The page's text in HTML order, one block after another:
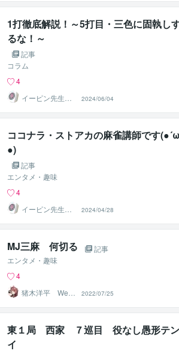
1打徹底解説！～5打目・三色に固執し
るな！～
記事
コラム
4
イーピン先生＠
麻雀段位検定保
持者
2024/06/04
ココナラ・ストアカの麻雀講師です
●)
記事
エンタメ・趣味
4
イーピン先生＠
麻雀段位検定保
持者
2024/04/28
MJ三麻 何切る
記事
エンタメ・趣味
4
猪木洋平 Web
小説 短納期対
応可能
2022/07/25
東１局 西家 ７巡目 役なし愚形テ
イ